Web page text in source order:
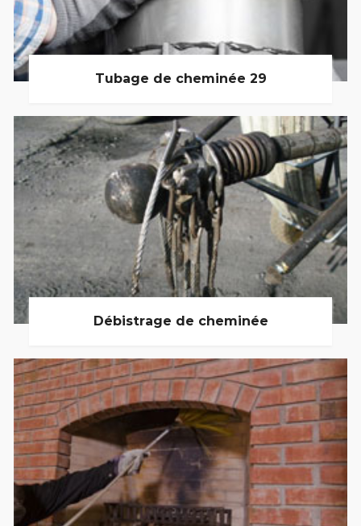
Tubage de cheminée 29
Débistrage de cheminée